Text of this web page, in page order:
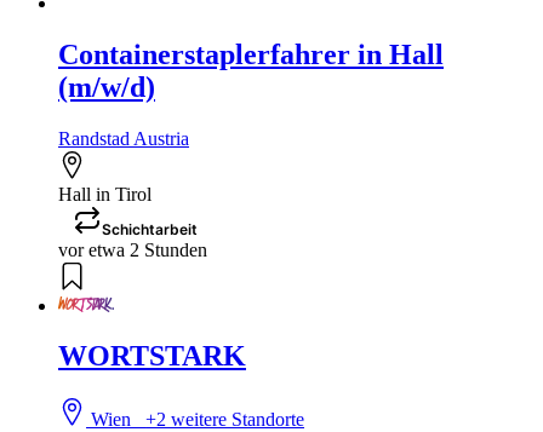
Containerstaplerfahrer in Hall
(m/w/d)
Randstad Austria
Hall in Tirol
Schichtarbeit
vor etwa 2 Stunden
WORTSTARK
Wien+2 weitere Standorte